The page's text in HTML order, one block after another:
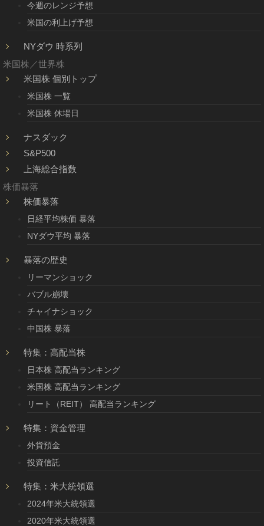
今週のレンジ予想
米国の利上げ予想
NYダウ 時系列
米国株／世界株
米国株 個別トップ
米国株 一覧
米国株 休場日
ナスダック
S&P500
上海総合指数
株価暴落
株価暴落
日経平均株価 暴落
NYダウ平均 暴落
暴落の歴史
リーマンショック
バブル崩壊
チャイナショック
中国株 暴落
特集：高配当株
日本株 高配当ランキング
米国株 高配当ランキング
リート（REIT） 高配当ランキング
特集：資金管理
外貨預金
投資信託
特集：米大統領選
2024年米大統領選
2020年米大統領選